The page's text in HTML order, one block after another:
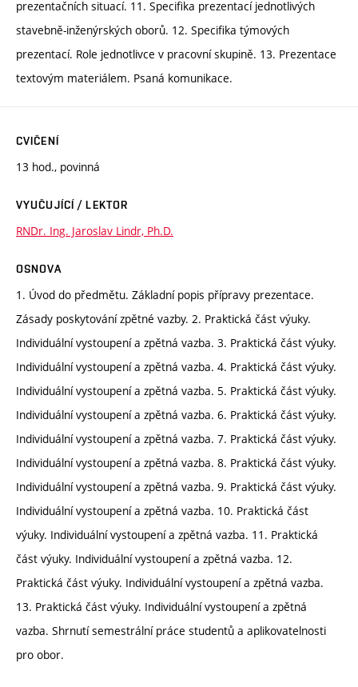
prezentačních situací. 11. Specifika prezentací jednotlivých
stavebně-inženýrských oborů. 12. Specifika týmových
prezentací. Role jednotlivce v pracovní skupině. 13. Prezentace
textovým materiálem. Psaná komunikace.
CVIČENÍ
13 hod., povinná
VYUČUJÍCÍ / LEKTOR
RNDr. Ing. Jaroslav Lindr, Ph.D.
OSNOVA
1. Úvod do předmětu. Základní popis přípravy prezentace.
Zásady poskytování zpětné vazby. 2. Praktická část výuky.
Individuální vystoupení a zpětná vazba. 3. Praktická část výuky.
Individuální vystoupení a zpětná vazba. 4. Praktická část výuky.
Individuální vystoupení a zpětná vazba. 5. Praktická část výuky.
Individuální vystoupení a zpětná vazba. 6. Praktická část výuky.
Individuální vystoupení a zpětná vazba. 7. Praktická část výuky.
Individuální vystoupení a zpětná vazba. 8. Praktická část výuky.
Individuální vystoupení a zpětná vazba. 9. Praktická část výuky.
Individuální vystoupení a zpětná vazba. 10. Praktická část
výuky. Individuální vystoupení a zpětná vazba. 11. Praktická
část výuky. Individuální vystoupení a zpětná vazba. 12.
Praktická část výuky. Individuální vystoupení a zpětná vazba.
13. Praktická část výuky. Individuální vystoupení a zpětná
vazba. Shrnutí semestrální práce studentů a aplikovatelnosti
pro obor.